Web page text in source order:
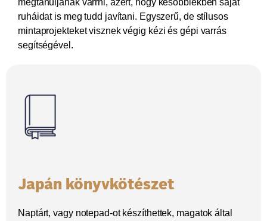
megtanuljanak varrni, azért, hogy későbbiekben saját
ruháidat is meg tudd javítani. Egyszerű, de stílusos
mintaprojekteket visznek végig kézi és gépi varrás
segítségével.
Japán könyvkötészet
Naptárt, vagy notepad-ot készíthettek, magatok által